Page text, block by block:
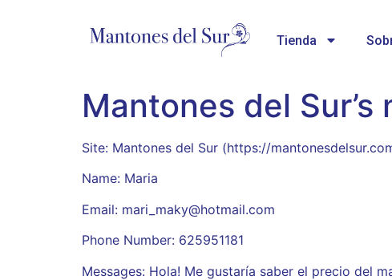
Tienda
Mantones del
Site: Mantones del Sur (https://
Name: Maria
Email: mari_maky@hotmail.com
Phone Number: 625951181
Messages: Hola! Me gustaría saber el precio del